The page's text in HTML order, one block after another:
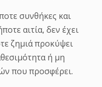
συνθήκες και
αιτία, δεν έχει
ζημιά προκύψει
ή μη
που προσφέρει.